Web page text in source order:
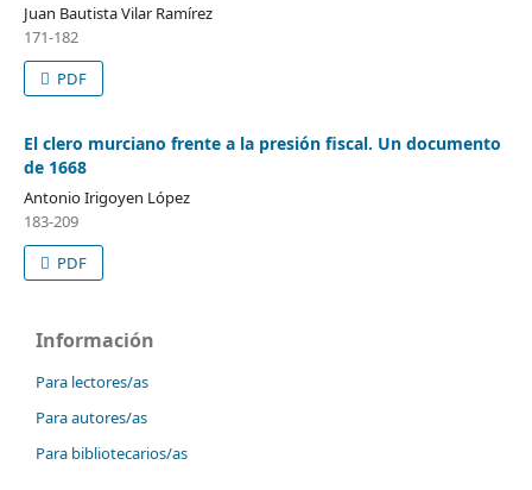
Juan Bautista Vilar Ramírez
171-182
PDF
El clero murciano frente a la presión fiscal. Un documento
de 1668
Antonio Irigoyen López
183-209
PDF
Información
Para lectores/as
Para autores/as
Para bibliotecarios/as